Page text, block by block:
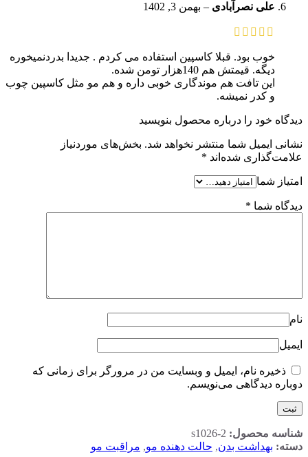
علی نصرآبادی – بهمن 3, 1402
خوب بود. قبلا کاسپین استفاده می کردم . جدیدا بدردنمیخوره
دیگه. قیمتش هم 140هزار تومن شده.
این تافت هم موندگاری خوبی داره و هم مو مثل کاسپین چوب
و کدر نمیشه.
دیدگاه خود را درباره محصول بنویسید
نشانی ایمیل شما منتشر نخواهد شد. بخش‌های موردنیاز
علامت‌گذاری شده‌اند *
امتیاز شما
دیدگاه شما *
نام
ایمیل
ذخیره نام، ایمیل و وبسایت من در مرورگر برای زمانی که
دوباره دیدگاهی می‌نویسم.
شناسه محصول: s1026-2
دسته: بهداشت بدن, حالت دهنده مو, مراقبت مو